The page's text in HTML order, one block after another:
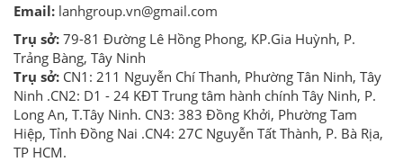
Email: lanhgroup.vn@gmail.com
Trụ sở: 79-81 Đường Lê Hồng Phong, KP.Gia Huỳnh, P.
Trảng Bàng, Tây Ninh
Trụ sở: CN1: 211 Nguyễn Chí Thanh, Phường Tân Ninh, Tây
Ninh .CN2: D1 - 24 KĐT Trung tâm hành chính Tây Ninh, P.
Long An, T.Tây Ninh. CN3: 383 Đồng Khởi, Phường Tam
Hiệp, Tỉnh Đồng Nai .CN4: 27C Nguyễn Tất Thành, P. Bà Rịa,
TP HCM.